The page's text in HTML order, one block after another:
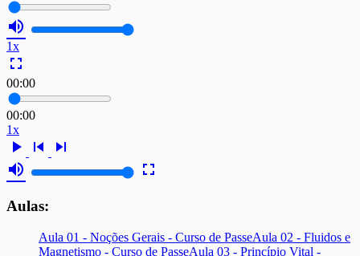
volume_up
1x
fullscreen
00:00
00:00
1x
play_arrow skip_previous
skip_next
volume_up
fullscreen
Aulas:
Aula 01 - Noções Gerais - Curso de PasseAula 02 - Fluidos e
Magnetismo - Curso de PasseAula 03 - Princípio Vital -